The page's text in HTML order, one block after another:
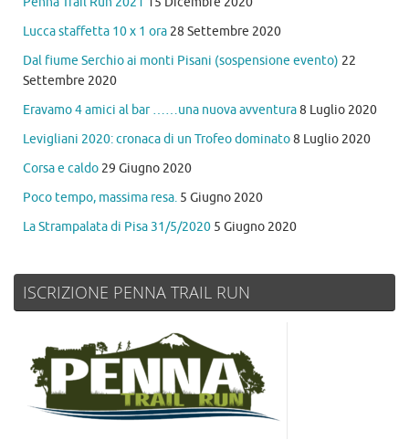
Lucca staffetta 10 x 1 ora 28 Settembre 2020
Dal fiume Serchio ai monti Pisani (sospensione evento) 22
Settembre 2020
Eravamo 4 amici al bar ……una nuova avventura8 Luglio 2020
Levigliani 2020: cronaca di un Trofeo dominato8 Luglio 2020
Corsa e caldo 29 Giugno 2020
Poco tempo, massima resa. 5 Giugno 2020
La Strampalata di Pisa 31/5/2020 5 Giugno 2020
ISCRIZIONE PENNA TRAIL RUN